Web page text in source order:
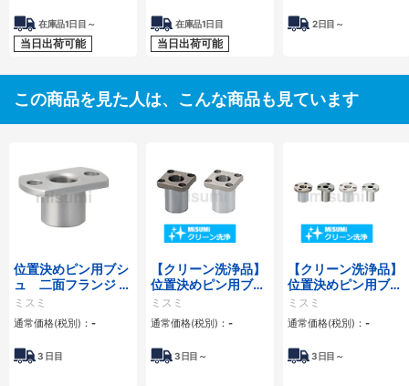
在庫品1日目～
当日出荷可能
在庫品1日目
当日出荷可能
2日目～
この商品を見た人は、こんな商品も見ています
位置決めピン用ブシ
ュ 二面フランジ 簡
易タイプ
ミスミ
通常価格(税別)： -
3 日目
【クリーン洗浄品】
位置決めピン用ブシ
ュ 角フランジタイ
プ
ミスミ
通常価格(税別)： -
3日目～
【クリーン洗浄品】
位置決めピン用ブシ
ュ 丸フランジタイ
プ
ミスミ
通常価格(税別)： -
3日目～